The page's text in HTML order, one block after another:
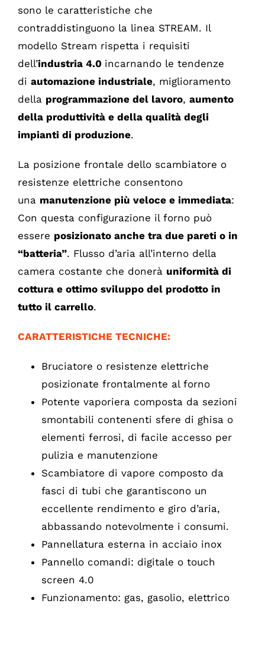
sono le caratteristiche che
contraddistinguono la linea STREAM. Il
modello Stream rispetta i requisiti
dell’industria 4.0 incarnando le tendenze
di automazione industriale, miglioramento
della programmazione del lavoro, aumento
della produttività e della qualità degli
impianti di produzione.
La posizione frontale dello scambiatore o
resistenze elettriche consentono
una manutenzione più veloce e immediata:
Con questa configurazione il forno può
essere posizionato anche tra due pareti o in
“batteria”. Flusso d’aria all’interno della
camera costante che donerà uniformità di
cottura e ottimo sviluppo del prodotto in
tutto il carrello.
CARATTERISTICHE TECNICHE:
Bruciatore o resistenze elettriche
posizionate frontalmente al forno
Potente vaporiera composta da sezioni
smontabili contenenti sfere di ghisa o
elementi ferrosi, di facile accesso per
pulizia e manutenzione
Scambiatore di vapore composto da
fasci di tubi che garantiscono un
eccellente rendimento e giro d’aria,
abbassando notevolmente i consumi.
Pannellatura esterna in acciaio inox
Pannello comandi: digitale o touch
screen 4.0
Funzionamento: gas, gasolio, elettrico